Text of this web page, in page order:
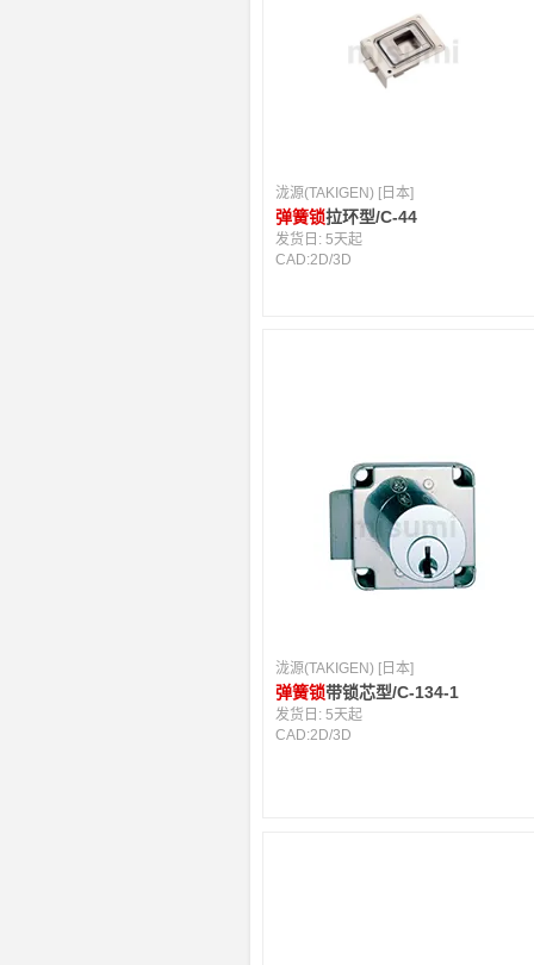
泷源(TAKIGEN) [日本]
弹簧锁拉环型/C-44
发货日:5天起
CAD:2D/3D
泷源(TAKIGEN) [日本]
弹簧锁带锁芯型/C-134-1
发货日:5天起
CAD:2D/3D